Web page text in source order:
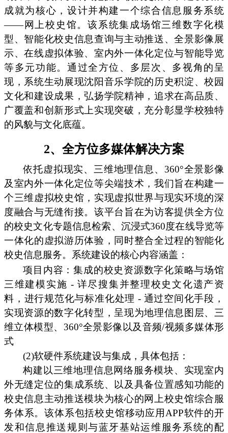
成就为核心，设计并构建一个综合信息服务系统
——网上校史馆。该系统集成场馆三维数字化模
型、智能化校史信息查询与主动推送、全景影像展
示、在线虚拟体验、室内外一体化定位与智能导览
等多元功能。通过全方位、多层次、多视角的呈
现，系统生动展现沈阳音乐学院的历史积淀、校园
文化和建设成果，弘扬学院精神，追求在高品质、
广覆盖和创新形式上实现突破，充分彰显学校独特
的风貌与文化底蕴。
2、全方位多媒体解决方案
依托虚拟现实、三维地理信息、360°全景影像
及室内外一体化定位等尖端技术，我们旨在构建一
个三维虚拟校史馆，实现虚拟世界与现实环境的深
度融合与无缝衔接。该平台旨在为访客提供全方位
的校史文化专题信息检索、沉浸式360度在线导览等
一体化的虚拟游历体验，同时整合全过程的智能化
校史信息服务。系统建设的核心内容涵盖：
项目内容：集成的校史资源数字化策略与场馆
三维建模实施 - 详尽搜集并整理校史文化遗产资
料，进行规范化与标准化处理 - 通过空间化手段，
实现资源的数字化转型，呈现为地理信息图层、三
维立体模型、360°全景影像以及音频/视频多媒体形
式
(2)软硬件系统建设与集成，具体包括：
构建以三维地理信息网络服务模块、实现室内
外无缝定位的集成系统、以及具备位置感知功能的
校史信息主动推送模块为核心的网上校史馆综合服
务体系。该体系包括校史馆移动应用APP软件的开
发和信息推送规则与蓝牙基站运维服务系统的配